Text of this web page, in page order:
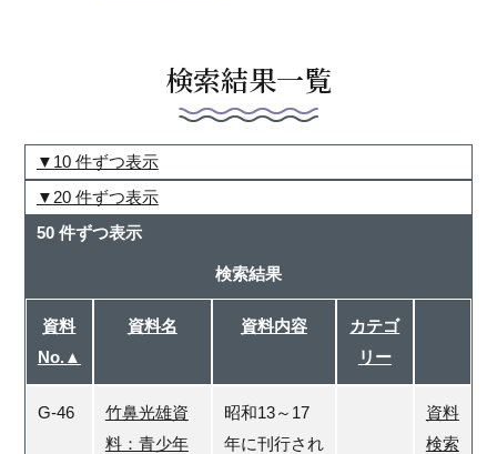
検索結果一覧
10 件ずつ表示
20 件ずつ表示
50 件ずつ表示
検索結果
資料
No.▲
資料名 資料内容
カテゴ
リー
G-46
竹鼻光雄資
料：青少年
昭和13～17
年に刊行され
資料
検索